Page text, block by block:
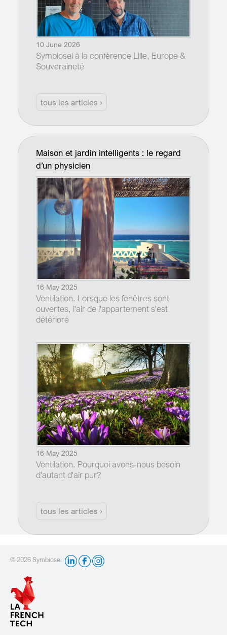
10 June 2026
Symbiosei à la conférence Lille, Europe &
Souveraineté
tous les articles ›
Maison et jardin intelligents : le regard
d’un physicien
16 May 2025
Ventilation. Lorsque les fenêtres sont
ouvertes, l'air de l'appartement s'est
détérioré
16 May 2025
Ventilation. Pourquoi avons-nous besoin
d'autant d'air pur?
tous les articles ›
© 2026 Symbiosei